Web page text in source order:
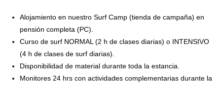
Alojamiento en nuestro Surf Camp (tienda de campaña) en
pensión completa (PC).
Curso de surf NORMAL (2 h de clases diarias) o INTENSIVO
(4 h de clases de surf diarias).
Disponibilidad de material durante toda la estancia.
Monitores 24 hrs con actividades complementarias durante la